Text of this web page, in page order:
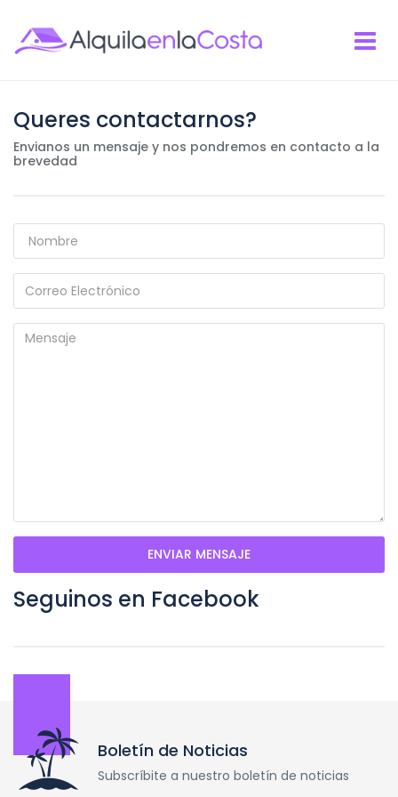
Queres contactarnos?
Envianos un mensaje y nos pondremos en contacto a la
brevedad
ENVIAR MENSAJE
Seguinos en Facebook
Boletín de Noticias
Subscríbite a nuestro boletín de noticias